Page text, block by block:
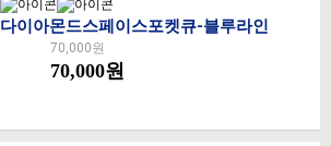
다이아몬드스페이스포켓큐-블루라인
70,000원
70,000원